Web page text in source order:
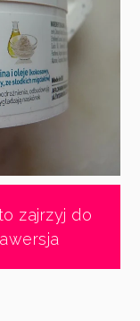
zajrzyj do